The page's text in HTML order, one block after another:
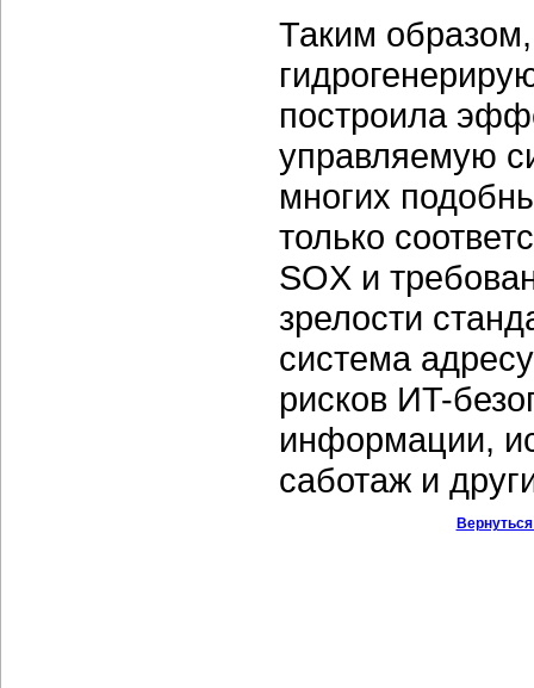
Таким
построила
управляемую
многих
только
SOX и
зрелости
система
рисков ИT-
информации,
саботаж и